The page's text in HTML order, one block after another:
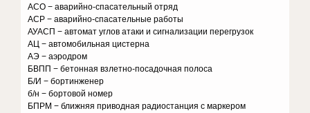
АСО − аварийно-спасательный отряд
АСР − аварийно-спасательные работы
АУАСП − автомат углов атаки и сигнализации перегрузок
АЦ − автомобильная цистерна
АЭ − аэродром
БВПП − бетонная взлетно-посадочная полоса
Б/И − бортинженер
б/н − бортовой номер
БПРМ − ближняя приводная радиостанция с маркером